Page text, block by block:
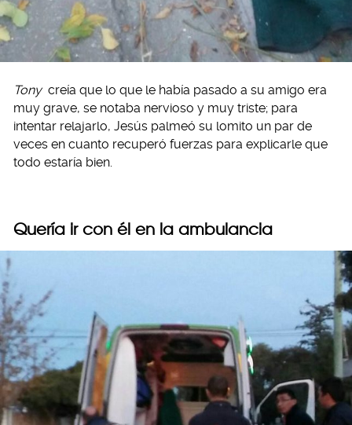
Tony creía que lo que le había pasado a su amigo era
muy grave, se notaba nervioso y muy triste; para
intentar relajarlo, Jesús palmeó su lomito un par de
veces en cuanto recuperó fuerzas para explicarle que
todo estaría bien.
Quería ir con él en la ambulancia